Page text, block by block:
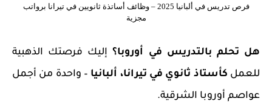
فرص تدريس في ألبانيا 2025 – وظائف أساتذة ثانويين في تيرانا برواتب
مجزية
هل تحلم بالتدريس في أوروبا؟إليك فرصتك الذهبية
للعمل كأستاذ ثانوي في تيرانا، ألبانيا – واحدة من أجمل
عواصم أوروبا الشرقية.